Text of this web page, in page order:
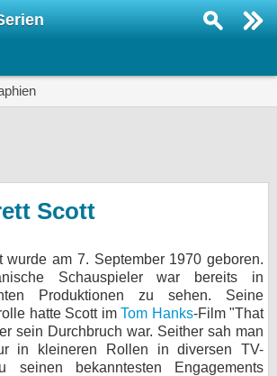
Scott
wurde am 7. September 1970 geboren.
Schauspieler war bereits in
Produktionen zu sehen. Seine
hatte Scott imTom Hanks-Film "That
sein Durchbruch war. Seither sah man
in kleineren Rollen in diversen TV-
seinen bekanntesten Engagements
KULTUR
Specials
SERVICE
Gewinnspiele